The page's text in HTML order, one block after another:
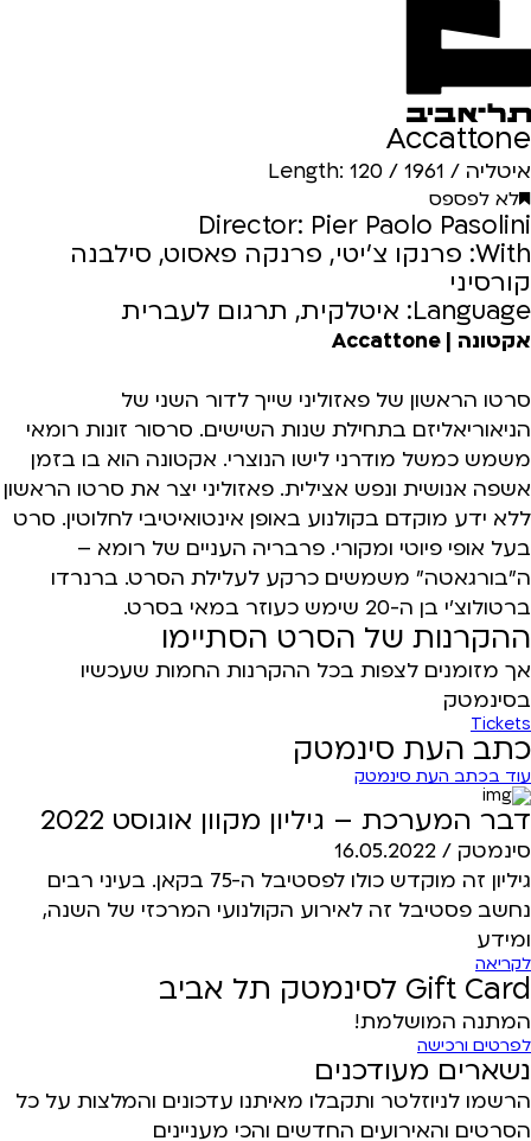
Accattone
איטליה / 1961 / Length: 120
לא לפספס
Director: Pier Paolo Pasolini
With: פרנקו צ'יטי, פרנקה פאסוט, סילבנה
קורסיני
Language: איטלקית, תרגום לעברית
אקטונה | Accattone
סרטו הראשון של פאזוליני שייך לדור השני של
הניאוריאליזם בתחילת שנות השישים. סרסור זונות רומאי
משמש כמשל מודרני לישו הנוצרי. אקטונה הוא בו בזמן
אשפה אנושית ונפש אצילית. פאזוליני יצר את סרטו הראשון
ללא ידע מוקדם בקולנוע באופן אינטואיטיבי לחלוטין. סרט
בעל אופי פיוטי ומקורי. פרבריה העניים של רומא –
ה"בורגאטה" משמשים כרקע לעלילת הסרט. ברנרדו
ברטולוצ'י בן ה-20 שימש כעוזר במאי בסרט.
ההקרנות של הסרט הסתיימו
אך מזומנים לצפות בכל ההקרנות החמות שעכשיו
בסינמטק
Tickets
כתב העת סינמטק
עוד בכתב העת סינמטק
דבר המערכת – גיליון מקוון אוגוסט 2022
סינמטק / 16.05.2022
גיליון זה מוקדש כולו לפסטיבל ה-75 בקאן. בעיני רבים
נחשב פסטיבל זה לאירוע הקולנועי המרכזי של השנה,
ומידע
לקריאה
Gift Card לסינמטק תל אביב
המתנה המושלמת!
לפרטים ורכישה
נשארים מעודכנים
הרשמו לניוזלטר ותקבלו מאיתנו עדכונים והמלצות על כל
הסרטים והאירועים החדשים והכי מעניינים